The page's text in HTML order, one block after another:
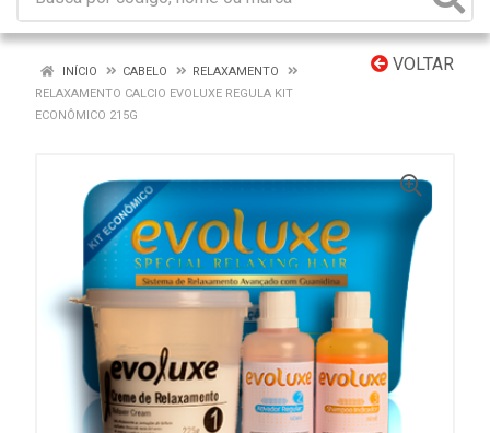
VOLTAR
INÍCIO CABELO
RELAXAMENTO
RELAXAMENTO CALCIO EVOLUXE REGULA KIT
ECONÔMICO 215G